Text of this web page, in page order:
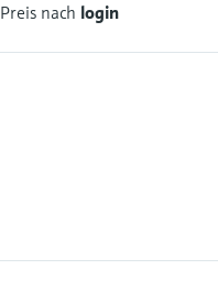
Preis nach login